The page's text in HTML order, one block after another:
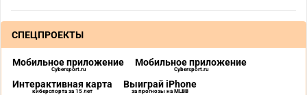
СПЕЦПРОЕКТЫ
Мобильное приложение
Cybersport.ru
Мобильное приложение
Cybersport.ru
Интерактивная карта
киберспорта за 15 лет
Выиграй iPhone
за прогнозы на MLBB